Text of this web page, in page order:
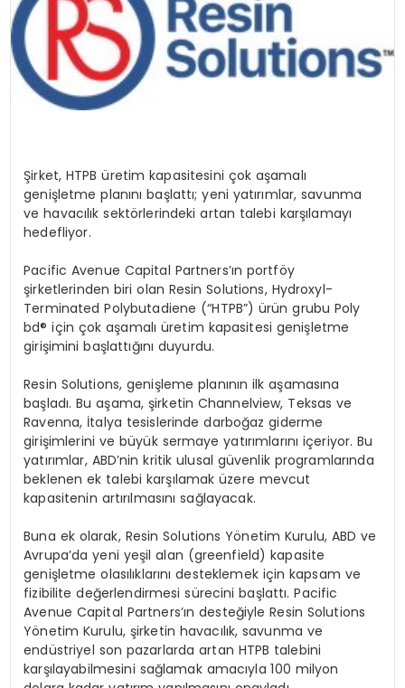
Şirket, HTPB üretim kapasitesini çok aşamalı
genişletme planını başlattı; yeni yatırımlar, savunma
ve havacılık sektörlerindeki artan talebi karşılamayı
hedefliyor.
Pacific Avenue Capital Partners’ın portföy
şirketlerinden biri olan Resin Solutions, Hydroxyl-
Terminated Polybutadiene (“HTPB”) ürün grubu Poly
bd® için çok aşamalı üretim kapasitesi genişletme
girişimini başlattığını duyurdu.
Resin Solutions, genişleme planının ilk aşamasına
başladı. Bu aşama, şirketin Channelview, Teksas ve
Ravenna, İtalya tesislerinde darboğaz giderme
girişimlerini ve büyük sermaye yatırımlarını içeriyor. Bu
yatırımlar, ABD’nin kritik ulusal güvenlik programlarında
beklenen ek talebi karşılamak üzere mevcut
kapasitenin artırılmasını sağlayacak.
Buna ek olarak, Resin Solutions Yönetim Kurulu, ABD ve
Avrupa’da yeni yeşil alan (greenfield) kapasite
genişletme olasılıklarını desteklemek için kapsam ve
fizibilite değerlendirmesi sürecini başlattı. Pacific
Avenue Capital Partners’ın desteğiyle Resin Solutions
Yönetim Kurulu, şirketin havacılık, savunma ve
endüstriyel son pazarlarda artan HTPB talebini
karşılayabilmesini sağlamak amacıyla 100 milyon